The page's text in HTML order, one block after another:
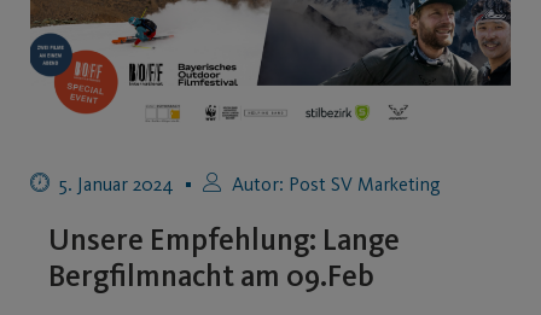
5. Januar 2024 Autor: Post SV Marketing
Unsere Empfehlung: Lange
Bergfilmnacht am 09.Feb